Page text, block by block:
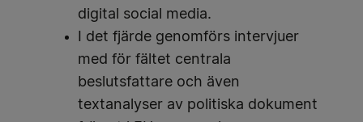
digital social media.
I det fjärde genomförs intervjuer
med för fältet centrala
beslutsfattare och även
textanalyser av politiska dokument